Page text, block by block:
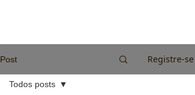
Post Registre-se
Todos posts